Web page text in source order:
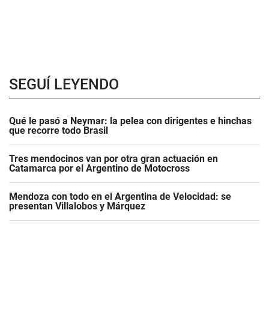
SEGUÍ LEYENDO
Qué le pasó a Neymar: la pelea con dirigentes e hinchas
que recorre todo Brasil
Tres mendocinos van por otra gran actuación en
Catamarca por el Argentino de Motocross
Mendoza con todo en el Argentina de Velocidad: se
presentan Villalobos y Márquez